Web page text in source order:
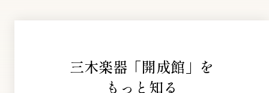
三木楽器「開成館」を
もっと知る